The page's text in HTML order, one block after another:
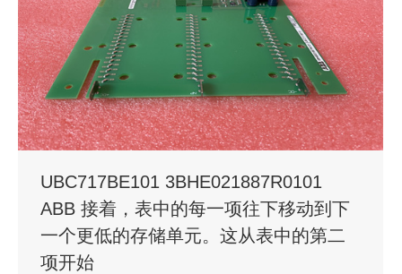
UBC717BE101 3BHE021887R0101
ABB 接着，表中的每一项往下移动到下
一个更低的存储单元。这从表中的第二
项开始